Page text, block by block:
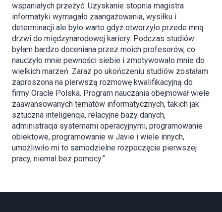
wspaniałych przeżyć. Uzyskanie stopnia magistra
informatyki wymagało zaangażowania, wysiłku i
determinacji ale było warto gdyż otworzyło przede mną
drzwi do międzynarodowej kariery. Podczas studiów
byłam bardzo doceniana przez moich profesorów, co
nauczyło mnie pewności siebie i zmotywowało mnie do
wielkich marzeń. Zaraz po ukończeniu studiów zostałam
zaproszona na pierwszą rozmowę kwalifikacyjną do
firmy Oracle Polska. Program nauczania obejmował wiele
zaawansowanych tematów informatycznych, takich jak
sztuczna inteligencja, relacyjne bazy danych,
administracja systemami operacyjnymi, programowanie
obiektowe, programowanie w Javie i wiele innych,
umożliwiło mi to samodzielne rozpoczęcie pierwszej
pracy, niemal bez pomocy.”